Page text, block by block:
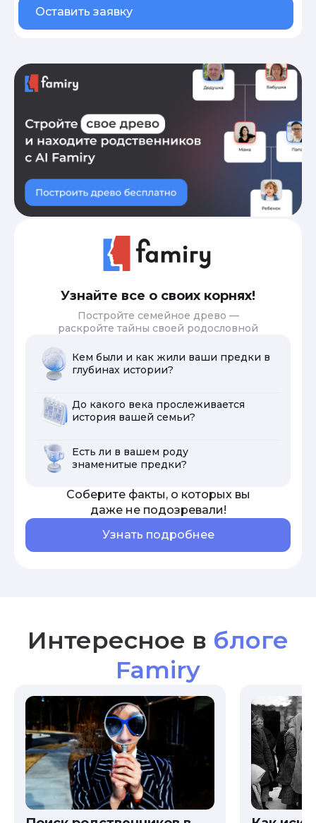
Оставить заявку
Узнайте все о своих корнях!
Постройте семейное древо —
раскройте тайны своей родословной
Кем были и как жили ваши предки в
глубинах истории?
До какого века прослеживается
история вашей семьи?
Есть ли в вашем роду
знаменитые предки?
Соберите факты, о которых вы
даже не подозревали!
Узнать подробнее
Интересное в блоге
Famiry